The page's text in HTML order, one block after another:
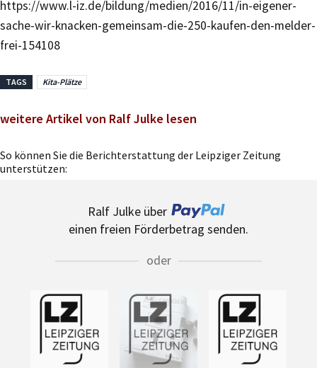
https://www.l-iz.de/bildung/medien/2016/11/in-eigener-
sache-wir-knacken-gemeinsam-die-250-kaufen-den-melder-
frei-154108
TAGS Kita-Plätze
weitere Artikel von Ralf Julke lesen
So können Sie die Berichterstattung der Leipziger Zeitung
unterstützen:
Ralf Julke über
einen freien Förderbetrag senden.
oder